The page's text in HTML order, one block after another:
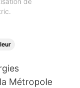
Métropole